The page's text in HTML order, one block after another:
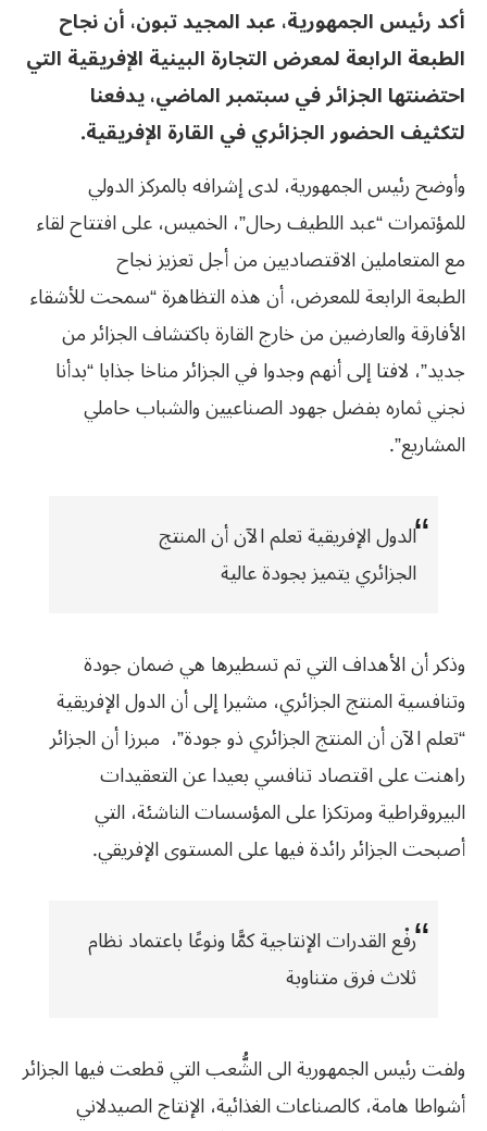
أكد رئيس الجمهورية، عبد المجيد تبون، أن نجاح
الطبعة الرابعة لمعرض التجارة البينية الإفريقية التي
احتضنتها الجزائر في سبتمبر الماضي، يدفعنا
لتكثيف الحضور الجزائري في القارة الإفريقية.
وأوضح رئيس الجمهورية، لدى إشرافه بالمركز الدولي
للمؤتمرات “عبد اللطيف رحال”، الخميس، على افتتاح لقاء
مع المتعاملين الاقتصاديين من أجل تعزيز نجاح
الطبعة الرابعة للمعرض، أن هذه التظاهرة “سمحت للأشقاء
الأفارقة والعارضين من خارج القارة باكتشاف الجزائر من
جديد”، لافتا إلى أنهم وجدوا في الجزائر مناخا جذابا “بدأنا
نجني ثماره بفضل جهود الصناعيين والشباب حاملي
المشاريع”.
الدول الإفريقية تعلم الآن أن المنتج
الجزائري يتميز بجودة عالية
وذكر أن الأهداف التي تم تسطيرها هي ضمان جودة
وتنافسية المنتج الجزائري، مشيرا إلى أن الدول الإفريقية
“تعلم الآن أن المنتج الجزائري ذو جودة”، مبرزا أن الجزائر
راهنت على اقتصاد تنافسي بعيدا عن التعقيدات
البيروقراطية ومرتكزا على المؤسسات الناشئة، التي
أصبحت الجزائر رائدة فيها على المستوى الإفريقي.
رفْع القدرات الإنتاجية كمًّا ونوعًا باعتماد نظام
ثلاث فرق متناوبة
ولفت رئيس الجمهورية الى الشُّعب التي قطعت فيها الجزائر
أشواطا هامة، كالصناعات الغذائية، الإنتاج الصيدلاني